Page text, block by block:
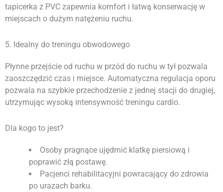
tapicerka z PVC zapewnia komfort i łatwą konserwację w
miejscach o dużym natężeniu ruchu.
5. Idealny do treningu obwodowego
Płynne przejście od ruchu w przód do ruchu w tył pozwala
zaoszczędzić czas i miejsce. Automatyczna regulacja oporu
pozwala na szybkie przechodzenie z jednej stacji do drugiej,
utrzymując wysoką intensywność treningu cardio.
Dla kogo to jest?
Osoby pragnące ujędrnić klatkę piersiową i
poprawić złą postawę.
Pacjenci rehabilitacyjni powracający do zdrowia
po urazach barku.